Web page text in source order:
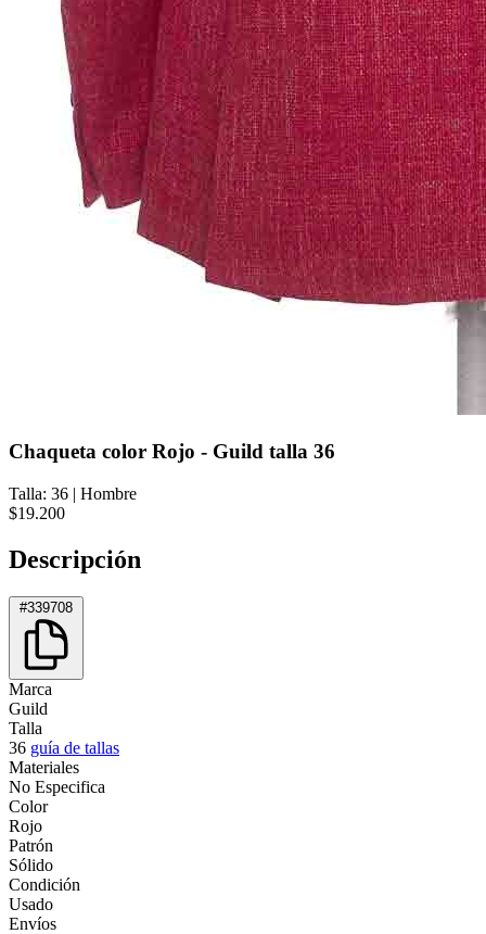
Chaqueta color Rojo - Guild talla 36
Talla: 36 | Hombre
$19.200
Descripción
#339708
Marca
Guild
Talla
36 guía de tallas
Materiales
No Especifica
Color
Rojo
Patrón
Sólido
Condición
Usado
Envíos